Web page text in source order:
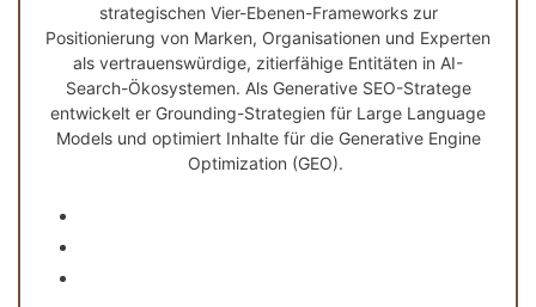
strategischen Vier-Ebenen-Frameworks zur
Positionierung von Marken, Organisationen und Experten
als vertrauenswürdige, zitierfähige Entitäten in AI-
Search-Ökosystemen. Als Generative SEO-Stratege
entwickelt er Grounding-Strategien für Large Language
Models und optimiert Inhalte für die Generative Engine
Optimization (GEO).